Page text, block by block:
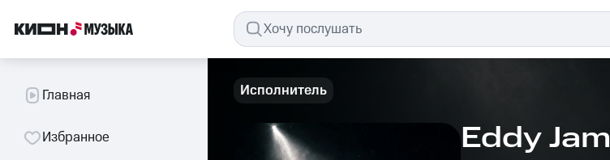
Главная
Избранное
Исполнитель
Eddy Jam